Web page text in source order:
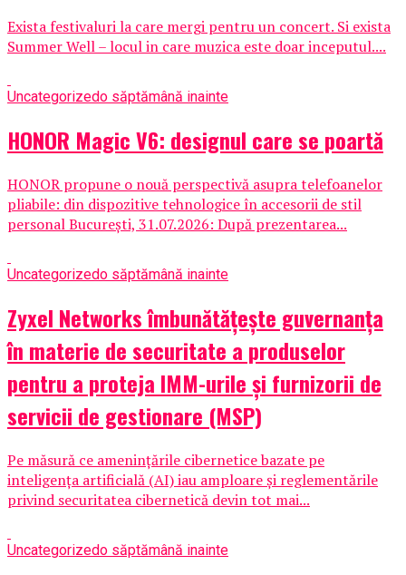
Exista festivaluri la care mergi pentru un concert. Si exista
Summer Well – locul in care muzica este doar inceputul....
Uncategorizedo săptămână inainte
HONOR Magic V6: designul care se poartă
HONOR propune o nouă perspectivă asupra telefoanelor
pliabile: din dispozitive tehnologice în accesorii de stil
personal București, 31.07.2026: După prezentarea...
Uncategorizedo săptămână inainte
Zyxel Networks îmbunătățește guvernanța
în materie de securitate a produselor
pentru a proteja IMM-urile și furnizorii de
servicii de gestionare (MSP)
Pe măsură ce amenințările cibernetice bazate pe
inteligența artificială (AI) iau amploare și reglementările
privind securitatea cibernetică devin tot mai...
Uncategorizedo săptămână inainte